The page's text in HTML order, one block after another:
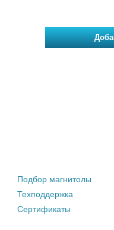
Подбор магнитолы
Техподдержка
Сертификаты